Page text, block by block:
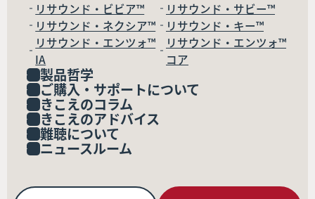
リサウンド・ビビア™
リサウンド・サビー™
リサウンド・ネクシア™
リサウンド・キー™
リサウンド・エンツォ™
IA
リサウンド・エンツォ™
コア
製品哲学
ご購入・サポートについて
きこえのコラム
きこえのアドバイス
難聴について
ニュースルーム